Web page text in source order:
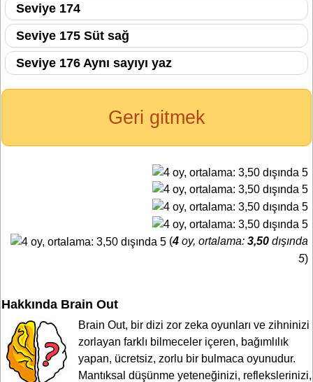
Seviye 174
Seviye 175 Süt sağ
Seviye 176 Aynı sayıyı yaz
Geri gitmek
(4 oy, ortalama: 3,50 dışında
5)
Hakkında Brain Out
Brain Out, bir dizi zor zeka oyunları ve zihninizi
zorlayan farklı bilmeceler içeren, bağımlılık
yapan, ücretsiz, zorlu bir bulmaca oyunudur.
Mantıksal düşünme yeteneğinizi, reflekslerinizi,